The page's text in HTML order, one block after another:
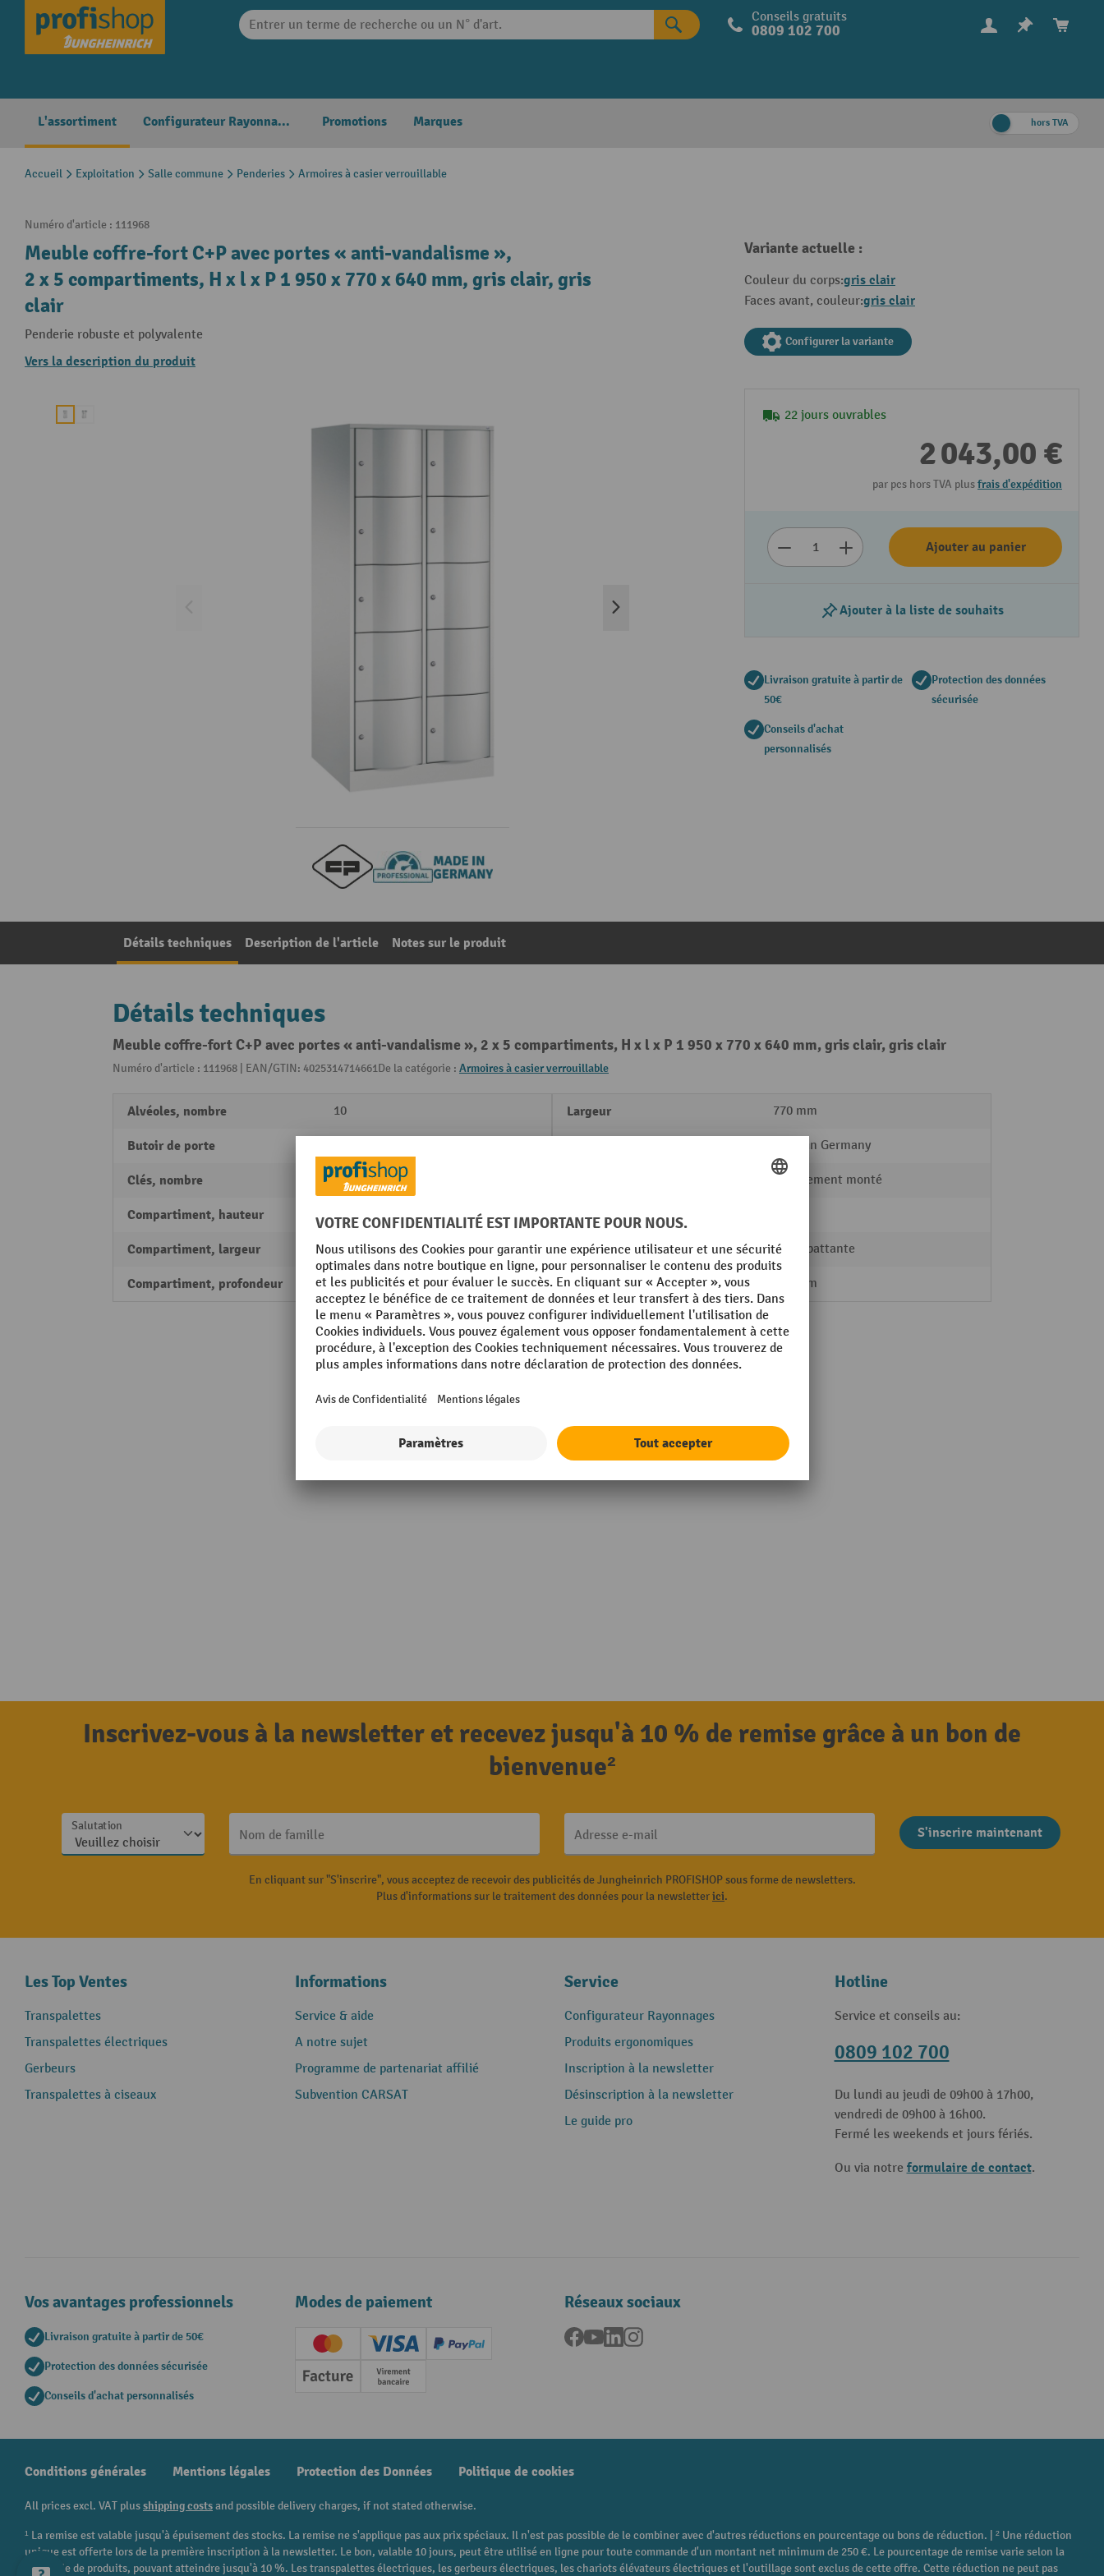
Skip to main navigation Conseils gratuits
0809 102 700
L'assortiment Configurateur Rayonnages Promotions Marques hors TVA
Accueil Exploitation Salle commune Penderies Armoires à casier verrouillable
Numéro d'article : 111968
Meuble coffre-fort C+P avec portes « anti-vandalisme »,
2 x 5 compartiments, H x l x P 1 950 x 770 x 640 mm, gris clair, gris
clair
Penderie robuste et polyvalente
Vers la description du produit
Variante actuelle :
Couleur du corps:gris clair
Faces avant, couleur:gris clair
Configurer la variante
22 jours ouvrables
2 043,00 €
par pcs hors TVA plusfrais d'expédition
Ajouter au panier
Ajouter à la liste de souhaits
Livraison gratuite à partir de
50€
Protection des données
sécurisée
Conseils d'achat
personnalisés
Détails techniques Description de l'article Notes sur le produit
Détails techniques
Meuble coffre-fort C+P avec portes « anti-vandalisme », 2 x 5 compartiments, H x l x P 1 950 x 770 x 640 mm, gris clair, gris clair
Numéro d'article : 111968 | EAN/GTIN: 4025314714661De la catégorie : Armoires à casier verrouillable
Alvéoles, nombre 10
Butoir de porte
Clés, nombre 2
Compartiment, hauteur 336 mm
Compartiment, largeur 350 mm
Compartiment, profondeur 560 mm
Largeur 770 mm
Made in Germany
entièrement monté
Marque
Porte, type Porte battante
Profondeur 640 mm
Afficher tous les détails techniques
Inscrivez-vous à la newsletter et recevez jusqu'à 10 % de remise grâce à un bon de
bienvenue²
Salutation
Nom de famille Adresse e-mail S'inscrire maintenant
En cliquant sur "S'inscrire", vous acceptez de recevoir des publicités de Jungheinrich PROFISHOP sous forme de newsletters.
Plus d'informations sur le traitement des données pour la newsletterici.
Les Top Ventes
Transpalettes
Transpalettes électriques
Gerbeurs
Transpalettes à ciseaux
Informations
Service & aide
A notre sujet
Programme de partenariat affilié
Subvention CARSAT
Service
Configurateur Rayonnages
Produits ergonomiques
Inscription à la newsletter
Désinscription à la newsletter
Le guide pro
Hotline
Service et conseils au:
0809 102 700
Du lundi au jeudi de 09h00 à 17h00,
vendredi de 09h00 à 16h00.
Fermé les weekends et jours fériés.
Ou via notre formulaire de contact.
Vos avantages professionnels
Livraison gratuite à partir de 50€
Protection des données sécurisée
Conseils d'achat personnalisés
Modes de paiement
Creditcard (Master)Creditcard (Visa)
PayPal
Facture Paiement anticipé
Réseaux sociaux
Facebook
YouTubeLinkedInInstagram
Conditions générales Mentions légales Protection des Données Politique de cookies
All prices excl. VAT plusshipping costsand possible delivery charges, if not stated otherwise.
¹ La remise est valable jusqu'à épuisement des stocks. La remise ne s'applique pas aux prix spéciaux. Il n'est pas possible de le combiner avec d'autres réductions en pourcentage ou bons de réduction. | ² Une réduction
unique est offerte lors de la première inscription à la newsletter. Le bon, valable 10 jours, peut être utilisé en ligne pour toute commande d'un montant net minimum de 250 €. Le pourcentage de remise varie selon la
catégorie de produits, pouvant atteindre jusqu'à 10 %. Les transpalettes électriques, les gerbeurs électriques, les chariots élévateurs électriques et l'outillage sont exclus de cette offre. Cette réduction ne peut pas